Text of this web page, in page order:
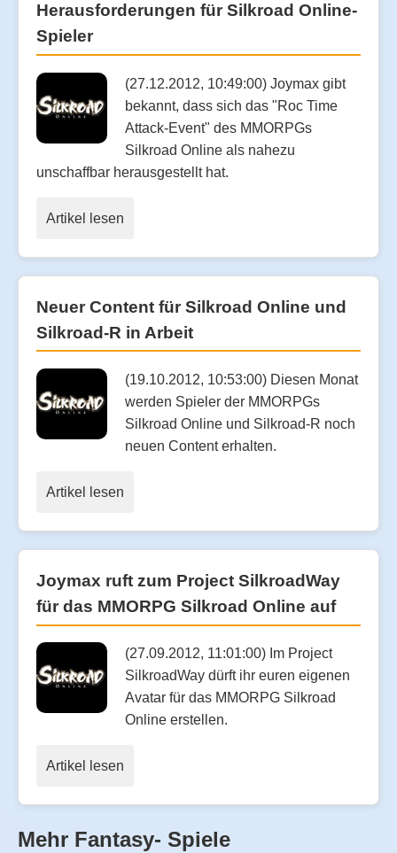
Herausforderungen für Silkroad Online-
Spieler
(27.12.2012, 10:49:00) Joymax gibt
bekannt, dass sich das "Roc Time
Attack-Event" des MMORPGs
Silkroad Online als nahezu
unschaffbar herausgestellt hat.
Artikel lesen
Neuer Content für Silkroad Online und
Silkroad-R in Arbeit
(19.10.2012, 10:53:00) Diesen Monat
werden Spieler der MMORPGs
Silkroad Online und Silkroad-R noch
neuen Content erhalten.
Artikel lesen
Joymax ruft zum Project SilkroadWay
für das MMORPG Silkroad Online auf
(27.09.2012, 11:01:00) Im Project
SilkroadWay dürft ihr euren eigenen
Avatar für das MMORPG Silkroad
Online erstellen.
Artikel lesen
Mehr Fantasy- Spiele